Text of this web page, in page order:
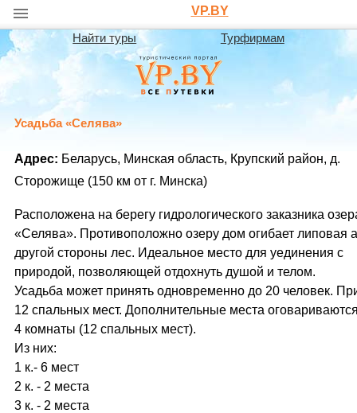
VP.BY
Найти туры Турфирмам
Усадьба «Селява»
Адрес: Беларусь, Минская область, Крупский район, д.
Сторожище (150 км от г. Минска)
Расположена на берегу гидрологического заказника
«Селява». Противоположно озеру дом огибает липовая
другой стороны лес. Идеальное место для уединения с
природой, позволяющей отдохнуть душой и телом.
Усадьба может принять одновременно до 20 человек.
12 спальных мест. Дополнительные места
4 комнаты (12 спальных мест).
Из них:
1 к.- 6 мест
2 к. - 2 места
3 к. - 2 места